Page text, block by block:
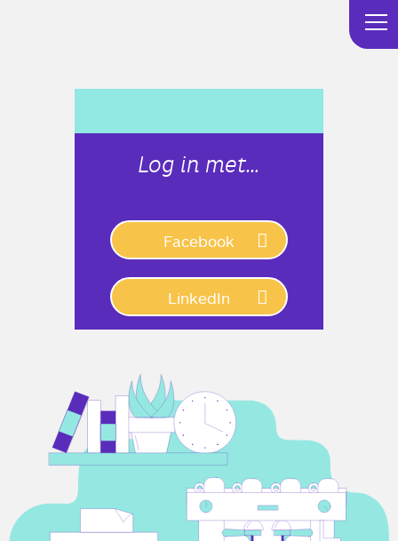
Log in met…
Facebook
LinkedIn